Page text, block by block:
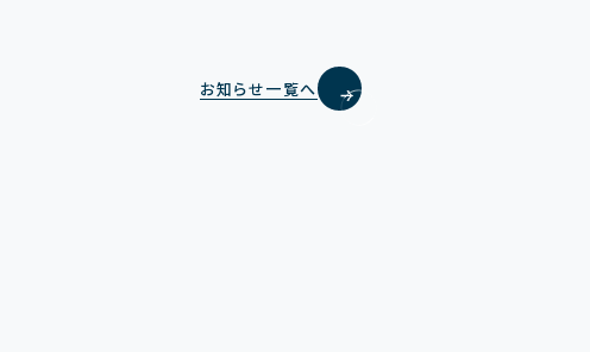
お知らせ一覧へ